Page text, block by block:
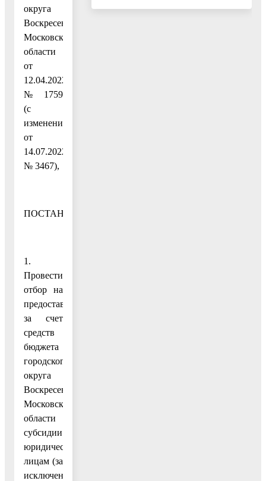
округа
Воскресенск
Московской
области
от
12.04.2022
№ 1759
(с
изменениями
от
14.07.2022
№ 3467),
ПОСТАНОВЛЯЮ:
1.
Провести
отбор на
предоставление
за счет
средств
бюджета
городского
округа
Воскресенск
Московской
области
субсидии
юридическим
лицам (за
исключением